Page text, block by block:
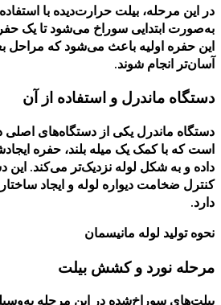
در این مرحله، بیلت حرارت‌دیده با
به‌صورت ابتدایی سوراخ می‌شود تا یک
این حفره اولیه باعث می‌شود که
آسان‌تر انجام شوند.
دستگاه ماندرل و استفاده از آن
دستگاه ماندرل یکی از دستگاه‌های اصلی
است که با کمک یک میله بلند، حفره
داده و به شکل لوله نزدیک‌تر می‌کند.
کنترل ضخامت دیواره لوله و ایجاد
دارد.
نحوه تولید لوله مانیسمان
مرحله نورد و کشش بیلت
بیلت‌های سوراخ‌شده در این مرحله